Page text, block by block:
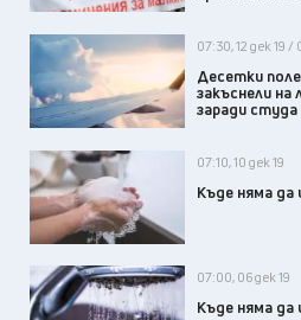
07:30, 12 дек 19 /
Десетки
закъснели
заради студа
07:10, 10 дек 19
Къде няма
07:00, 06 дек 19
Къде няма